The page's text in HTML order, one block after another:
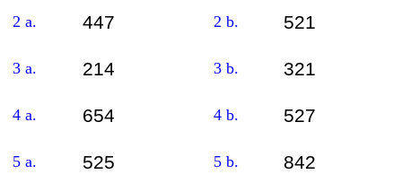
2 a. 447 2 b. 521
3 a. 214 3 b. 321
4 a. 654 4 b. 527
5 a. 525 5 b. 842